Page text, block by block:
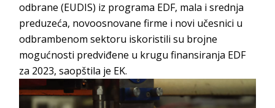
odbrane (EUDIS) iz programa EDF, mala i srednja
preduzeća, novoosnovane firme i novi učesnici u
odbrambenom sektoru iskoristili su brojne
mogućnosti predviđene u krugu finansiranja EDF
za 2023, saopštila je EK.